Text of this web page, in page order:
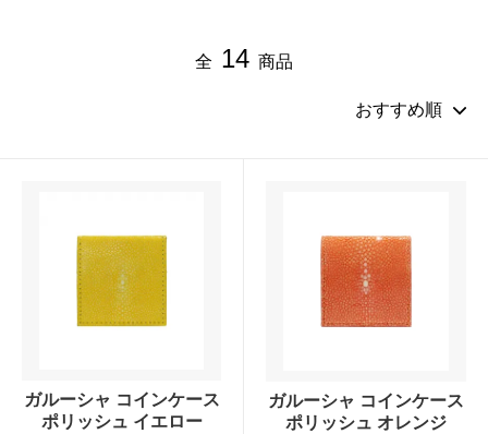
全 14 商品
ガルーシャ コインケース
ポリッシュ イエロー
ガルーシャ コインケース
ポリッシュ オレンジ